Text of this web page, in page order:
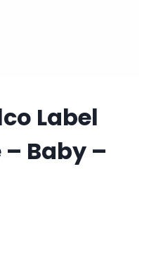
Label
Baby –